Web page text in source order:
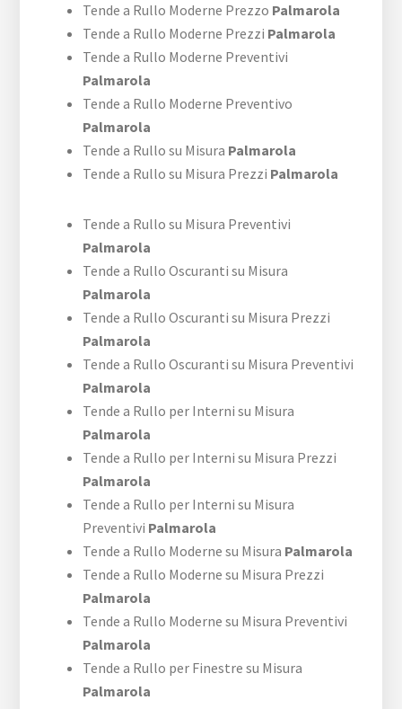
Tende a Rullo Moderne Prezzo Palmarola
Tende a Rullo Moderne Prezzi Palmarola
Tende a Rullo Moderne Preventivi
Palmarola
Tende a Rullo Moderne Preventivo
Palmarola
Tende a Rullo su Misura Palmarola
Tende a Rullo su Misura Prezzi Palmarola
Tende a Rullo su Misura Preventivi
Palmarola
Tende a Rullo Oscuranti su Misura
Palmarola
Tende a Rullo Oscuranti su Misura Prezzi
Palmarola
Tende a Rullo Oscuranti su Misura Preventivi
Palmarola
Tende a Rullo per Interni su Misura
Palmarola
Tende a Rullo per Interni su Misura Prezzi
Palmarola
Tende a Rullo per Interni su Misura
Preventivi Palmarola
Tende a Rullo Moderne su Misura Palmarola
Tende a Rullo Moderne su Misura Prezzi
Palmarola
Tende a Rullo Moderne su Misura Preventivi
Palmarola
Tende a Rullo per Finestre su Misura
Palmarola